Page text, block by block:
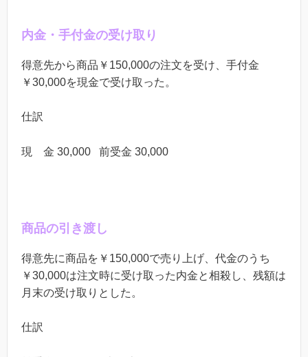
内金・手付金の受け取り
得意先から商品￥150,000の注文を受け、手付金
￥30,000を現金で受け取った。
仕訳
現 金 30,000 前受金 30,000
商品の引き渡し
得意先に商品を￥150,000で売り上げ、代金のうち
￥30,000は注文時に受け取った内金と相殺し、残額は
月末の受け取りとした。
仕訳